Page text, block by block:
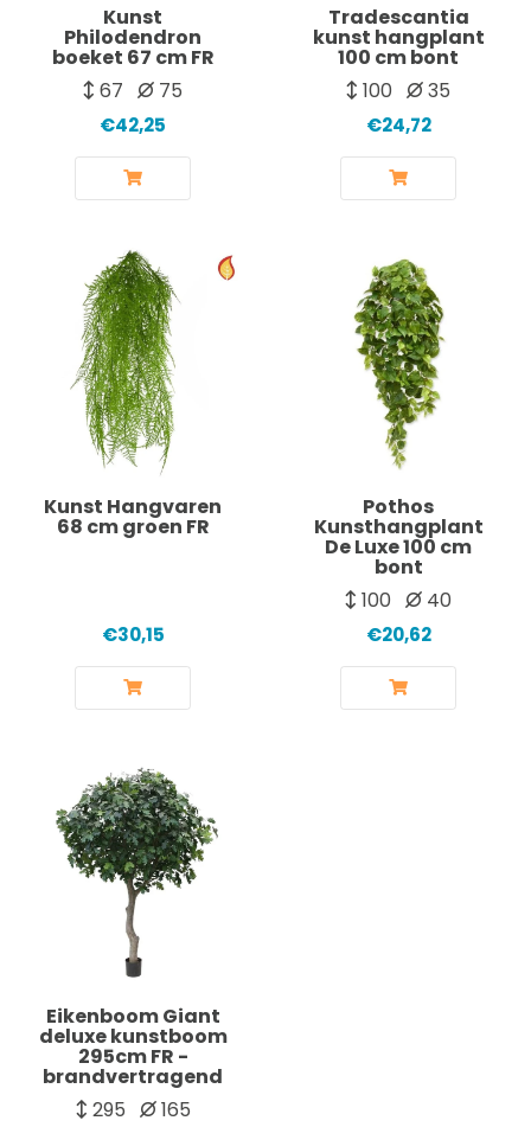
Kunst
Philodendron
boeket 67 cm FR
67
75
€42,25
Tradescantia
kunst hangplant
100 cm bont
100
35
€24,72
Kunst Hangvaren
68 cm groen FR
€30,15
Pothos
Kunsthangplant
De Luxe 100 cm
bont
100
40
€20,62
Eikenboom Giant
deluxe kunstboom
295cm FR -
brandvertragend
295
165